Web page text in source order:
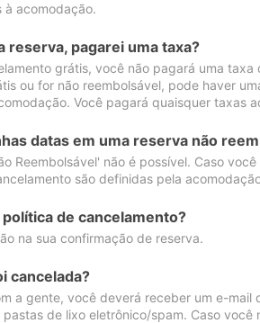
à acomodação.
reserva, pagarei uma taxa?
grátis, você não pagará uma taxa
ou for não reembolsável, pode haver
Você pagará quaisquer taxas
datas em uma reserva não
Reembolsável' não é possível. Caso
são definidas pela
de cancelamento?
na sua confirmação de reserva.
cancelada?
a gente, você deverá receber um e-mail
de lixo eletrônico/spam. Caso